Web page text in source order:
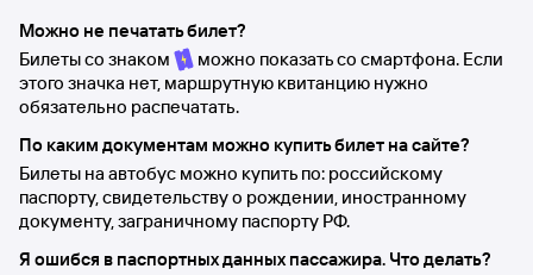
Можно не печатать билет?
Билеты со знаком
можно показать со смартфона. Если
этого значка нет, маршрутную квитанцию нужно
обязательно распечатать.
По каким документам можно купить билет на сайте?
Билеты на автобус можно купить по: российскому
паспорту, свидетельству о рождении, иностранному
документу, заграничному паспорту РФ.
Я ошибся в паспортных данных пассажира. Что делать?